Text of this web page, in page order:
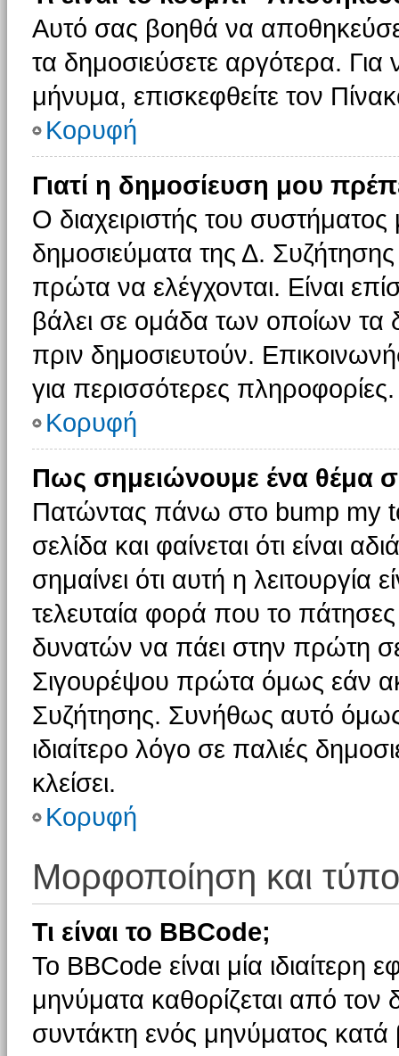
Αυτό σας βοηθά να
τα δημοσιεύσετε αργότερα.
μήνυμα, επισκεφθείτε τον
Κορυφή
Γιατί η δημοσίευση μου
Ο διαχειριστής του συστήματος
δημοσιεύματα της Δ.
πρώτα να ελέγχονται. Είναι
βάλει σε ομάδα των οποίων τα
πριν δημοσιευτούν.
για περισσότερες πληροφορίες.
Κορυφή
Πως σημειώνουμε ένα θέμα
Πατώντας πάνω στο bump my
σελίδα και φαίνεται ότι είναι
σημαίνει ότι αυτή η λειτουργία
τελευταία φορά που το πάτησες
δυνατών να πάει στην πρώτη
Σιγουρέψου πρώτα όμως εάν
Συζήτησης. Συνήθως αυτό όμως
ιδιαίτερο λόγο σε παλιές
κλείσει.
Κορυφή
Μορφοποίηση και
Τι είναι το BBCode;
Το BBCode είναι μία
μηνύματα καθορίζεται από τον
συντάκτη ενός μηνύματος